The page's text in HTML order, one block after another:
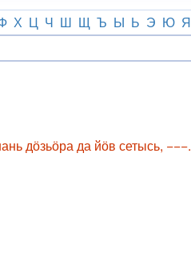
Х Ц Ч Ш Щ Ъ Ы Ь Э Ю Я
дӧзьӧра да йӧв сетысь, −−−.